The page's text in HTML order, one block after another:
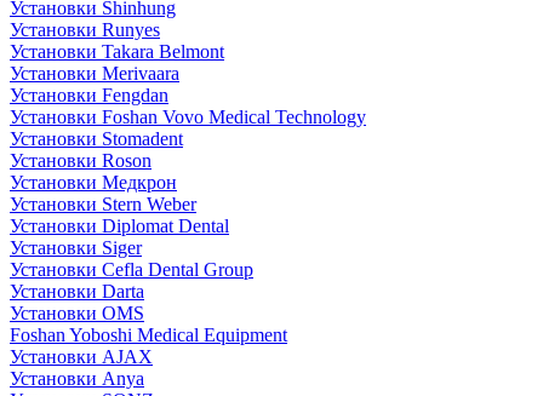
Установки Shinhung
Установки Runyes
Установки Takara Belmont
Установки Merivaara
Установки Fengdan
Установки Foshan Vovo Medical Technology
Установки Stomadent
Установки Roson
Установки Медкрон
Установки Stern Weber
Установки Diplomat Dental
Установки Siger
Установки Cefla Dental Group
Установки Darta
Установки OMS
Foshan Yoboshi Medical Equipment
Установки AJAX
Установки Anya